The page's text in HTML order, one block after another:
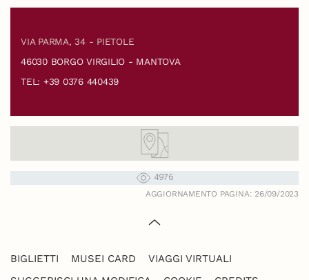
VIA PARMA, 34 - PIETOLE
46030 BORGO VIRGILIO - MANTOVA
TEL: +39 0376 440439
4976
AGGIORNAMENTO PAGINA: 26/09/2023
BIGLIETTI MUSEI CARD
VIAGGI VIRTUALI